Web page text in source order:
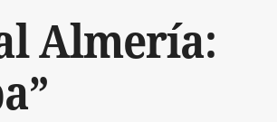
Almería: